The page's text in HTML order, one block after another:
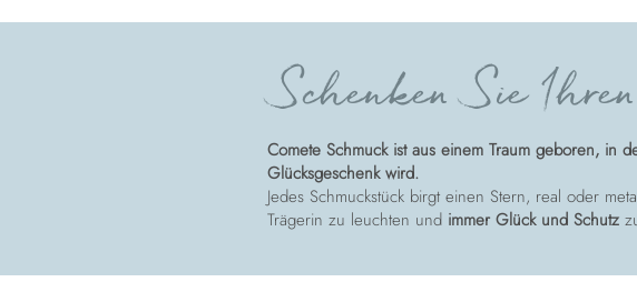
Schenken Sie
Comete Schmuck ist aus einem Traum geboren, in
Glücksgeschenk wird.
Jedes Schmuckstück birgt einen Stern, real oder
Trägerin zu leuchten und immer Glück und Schutz